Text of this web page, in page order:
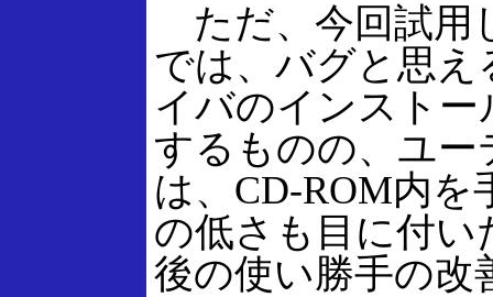
ただ、今回試用
では、バグと思
イバのインストー
するものの、ユ
は、CD-ROM内
の低さも目に付い
後の使い勝手の改